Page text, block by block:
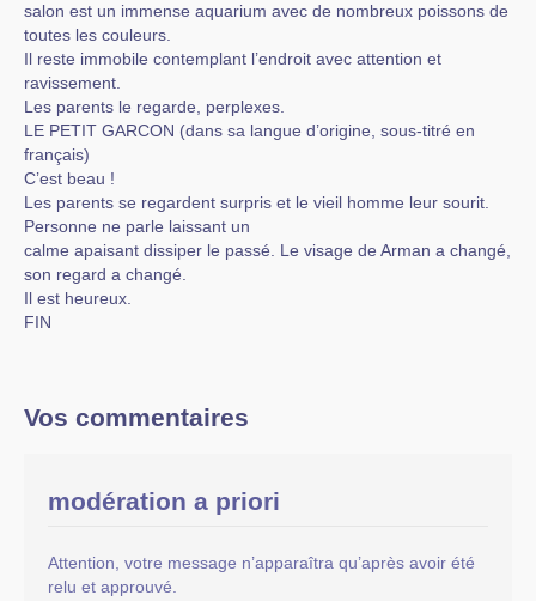
salon est un immense aquarium avec de nombreux poissons de
toutes les couleurs.
Il reste immobile contemplant l’endroit avec attention et
ravissement.
Les parents le regarde, perplexes.
LE PETIT GARCON (dans sa langue d’origine, sous-titré en
français)
C’est beau !
Les parents se regardent surpris et le vieil homme leur sourit.
Personne ne parle laissant un
calme apaisant dissiper le passé. Le visage de Arman a changé,
son regard a changé.
Il est heureux.
FIN
Vos commentaires
modération a priori
Attention, votre message n’apparaîtra qu’après avoir été
relu et approuvé.